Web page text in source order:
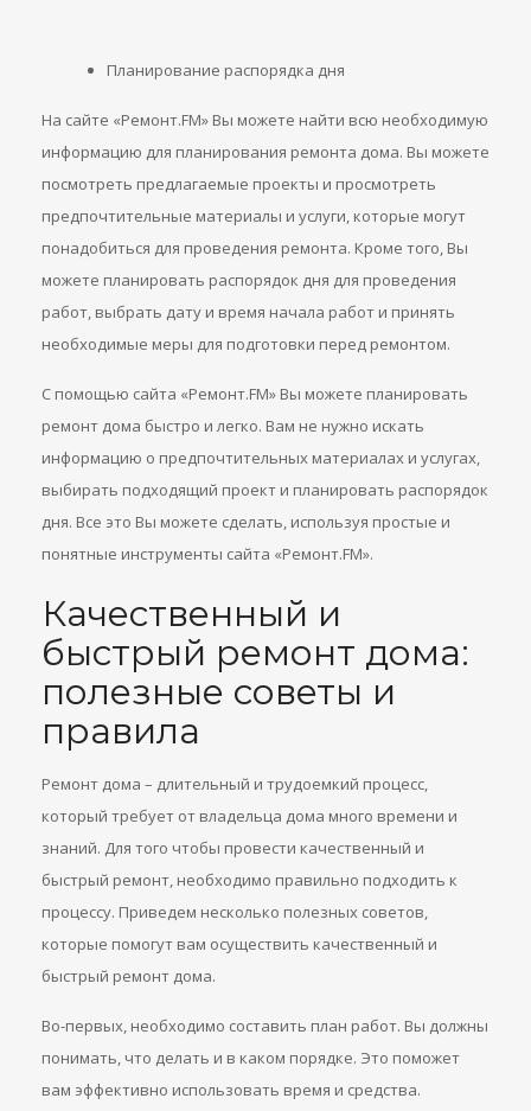
Планирование распорядка дня
На сайте «Ремонт.FM» Вы можете найти всю необходимую
информацию для планирования ремонта дома. Вы можете
посмотреть предлагаемые проекты и просмотреть
предпочтительные материалы и услуги, которые могут
понадобиться для проведения ремонта. Кроме того, Вы
можете планировать распорядок дня для проведения
работ, выбрать дату и время начала работ и принять
необходимые меры для подготовки перед ремонтом.
С помощью сайта «Ремонт.FM» Вы можете планировать
ремонт дома быстро и легко. Вам не нужно искать
информацию о предпочтительных материалах и услугах,
выбирать подходящий проект и планировать распорядок
дня. Все это Вы можете сделать, используя простые и
понятные инструменты сайта «Ремонт.FM».
Качественный и
быстрый ремонт дома:
полезные советы и
правила
Ремонт дома – длительный и трудоемкий процесс,
который требует от владельца дома много времени и
знаний. Для того чтобы провести качественный и
быстрый ремонт, необходимо правильно подходить к
процессу. Приведем несколько полезных советов,
которые помогут вам осуществить качественный и
быстрый ремонт дома.
Во-первых, необходимо составить план работ. Вы должны
понимать, что делать и в каком порядке. Это поможет
вам эффективно использовать время и средства.